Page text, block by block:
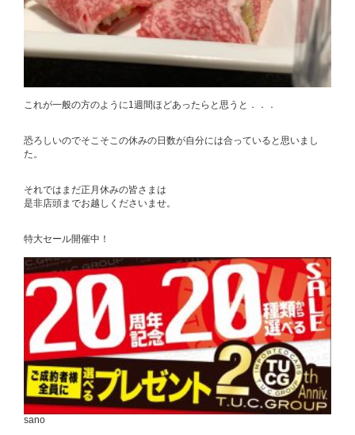
これが一般の方のように1週間ほどあったらと思うと．．．
恐ろしいのでそこそこの休みの日数が自分には合っていると思いまし
た。
それではまだ正月休みの皆さまは
是非店頭までお越しくださいませ。
特大セール開催中！
sano